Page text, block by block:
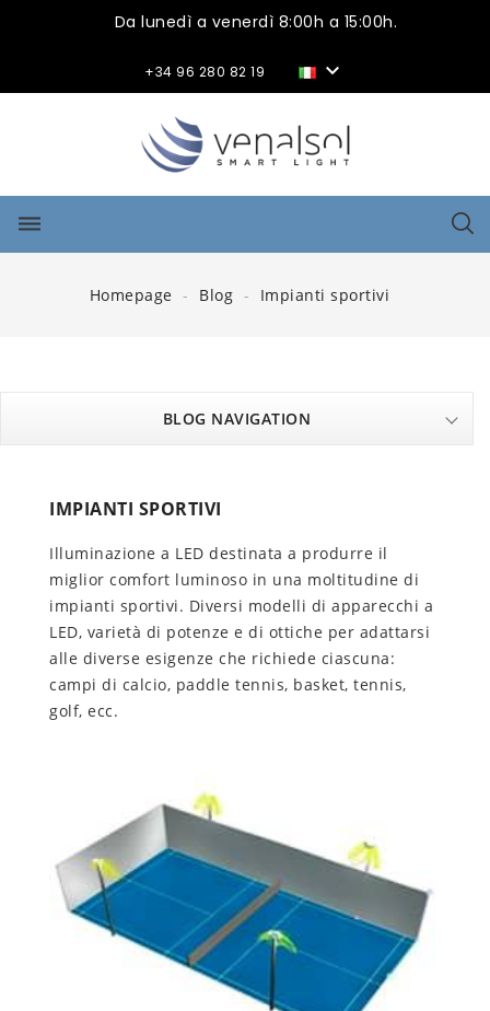
Da lunedì a venerdì 8:00h a 15:00h.
+34 96 280 82 19 
dehaze
Homepage Blog Impianti sportivi
BLOG NAVIGATION
IMPIANTI SPORTIVI
Illuminazione a LED destinata a produrre il
miglior comfort luminoso in una moltitudine di
impianti sportivi. Diversi modelli di apparecchi a
LED, varietà di potenze e di ottiche per adattarsi
alle diverse esigenze che richiede ciascuna:
campi di calcio, paddle tennis, basket, tennis,
golf, ecc.